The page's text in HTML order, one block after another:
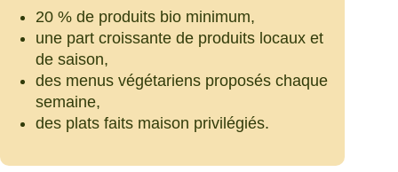
20 % de produits bio minimum,
une part croissante de produits locaux et
de saison,
des menus végétariens proposés chaque
semaine,
des plats faits maison privilégiés.